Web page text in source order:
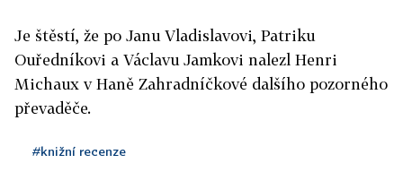
Je štěstí, že po Janu Vladislavovi, Patriku
Ouředníkovi a Václavu Jamkovi nalezl Henri
Michaux v Haně Zahradníčkové dalšího pozorného
převaděče.
#knižní recenze